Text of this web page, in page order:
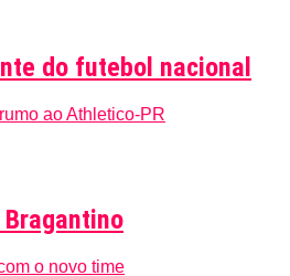
do futebol nacional
ao Athletico-PR
o novo time